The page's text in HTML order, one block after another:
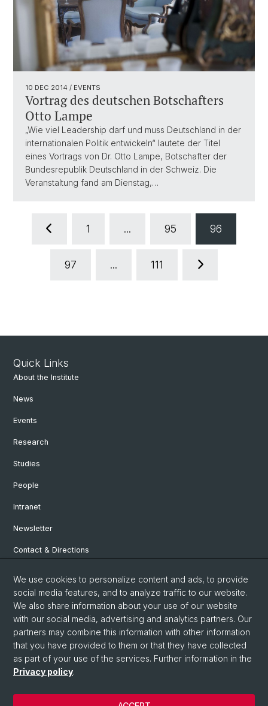
10 DEC 2014 / EVENTS
Vortrag des deutschen Botschafters
Otto Lampe
„Wie viel Leadership darf und muss Deutschland in der
internationalen Politik entwickeln“ lautete der Titel
eines Vortrags von Dr. Otto Lampe, Botschafter der
Bundesrepublik Deutschland in der Schweiz. Die
Veranstaltung fand am Dienstag,…
1 ... 95 96
97 ... 111
Quick Links
About the Institute
News
Events
Research
Studies
People
Intranet
Newsletter
Contact & Directions
Social Media
Facebook
Instagram
© University of Basel
We use cookies to personalize content and ads, to provide
social media features, and to analyze traffic to our website.
We also share information about your use of our website
with our social media, advertising and analytics partners. Our
partners may combine this information with other information
that you have provided to them or that they have collected
as part of your use of the services. Further information in the
Privacy policy.